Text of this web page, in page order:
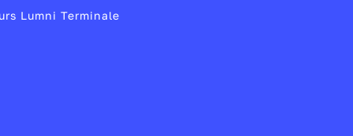
Lumni Terminale